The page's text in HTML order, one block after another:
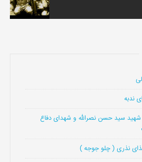
ندبه
سید حسن نصرالله و شهدای دفاع